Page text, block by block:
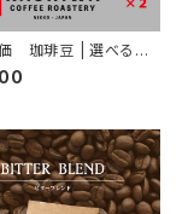
珈琲豆 | 選べる２
種セット 1kg ×2